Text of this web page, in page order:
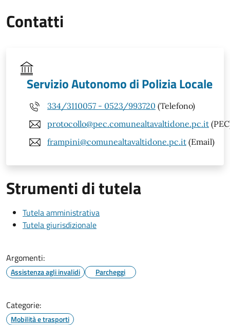
Contatti
Servizio Autonomo di Polizia Locale
334/3110057 - 0523/993720 (Telefono)
protocollo@pec.comunealtavaltidone.pc.it
frampini@comunealtavaltidone.pc.it (Email)
Strumenti di tutela
Tutela amministrativa
Tutela giurisdizionale
Argomenti:
Assistenza agli invalidi Parcheggi
Categorie:
Mobilità e trasporti